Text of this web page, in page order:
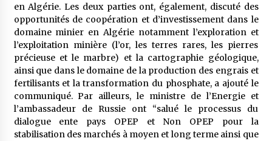
en Algérie. Les deux parties ont, également, discuté des
opportunités de coopération et d’investissement dans le
domaine minier en Algérie notamment l’exploration et
l’exploitation minière (l’or, les terres rares, les pierres
précieuse et le marbre) et la cartographie géologique,
ainsi que dans le domaine de la production des engrais et
fertilisants et la transformation du phosphate, a ajouté le
communiqué. Par ailleurs, le ministre de l’Energie et
l’ambassadeur de Russie ont “salué le processus du
dialogue ente pays OPEP et Non OPEP pour la
stabilisation des marchés à moyen et long terme ainsi que